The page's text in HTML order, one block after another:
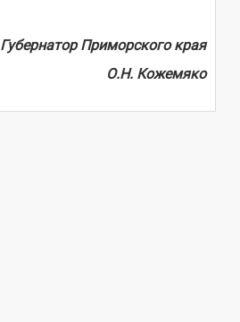
Губернатор Приморского края
О.Н. Кожемяко